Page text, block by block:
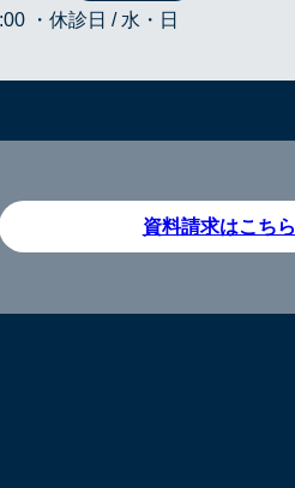
・休診日 / 水・日
資料請求はこちら